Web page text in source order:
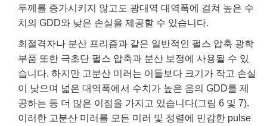
두께를 증가시키지 않고도 광대역 대역폭에 걸쳐 높은 수
치의 GDD와 낮은 손실을 제공할 수 있습니다.
회절격자나 분산 프리즘과 같은 일반적인 펄스 압축 광학
부품 또한 극초단 펄스 압축과 분산 보정에 사용될 수 있
습니다. 하지만 고분산 미러는 이들보다 크기가 작고 손실
이 낮으며 넓은 대역폭에서 수치가 높은 음의 GDD를 제
공하는 등 더 많은 이점을 가지고 있습니다(그림 6 및 7).
이러한 고분산 미러를 모든 미러 및 정렬에 민감한 pulse